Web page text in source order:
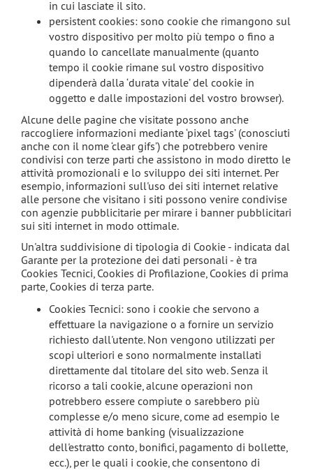
in cui lasciate il sito.
persistent cookies: sono cookie che rimangono sul
vostro dispositivo per molto più tempo o fino a
quando lo cancellate manualmente (quanto
tempo il cookie rimane sul vostro dispositivo
dipenderà dalla ‘durata vitale’ del cookie in
oggetto e dalle impostazioni del vostro browser).
Alcune delle pagine che visitate possono anche
raccogliere informazioni mediante ‘pixel tags’ (conosciuti
anche con il nome ‘clear gifs’) che potrebbero venire
condivisi con terze parti che assistono in modo diretto le
attività promozionali e lo sviluppo dei siti internet. Per
esempio, informazioni sull'uso dei siti internet relative
alle persone che visitano i siti possono venire condivise
con agenzie pubblicitarie per mirare i banner pubblicitari
sui siti internet in modo ottimale.
Un'altra suddivisione di tipologia di Cookie - indicata dal
Garante per la protezione dei dati personali - è tra
Cookies Tecnici, Cookies di Profilazione, Cookies di prima
parte, Cookies di terza parte.
Cookies Tecnici: sono i cookie che servono a
effettuare la navigazione o a fornire un servizio
richiesto dall'utente. Non vengono utilizzati per
scopi ulteriori e sono normalmente installati
direttamente dal titolare del sito web. Senza il
ricorso a tali cookie, alcune operazioni non
potrebbero essere compiute o sarebbero più
complesse e/o meno sicure, come ad esempio le
attività di home banking (visualizzazione
dell'estratto conto, bonifici, pagamento di bollette,
ecc.), per le quali i cookie, che consentono di